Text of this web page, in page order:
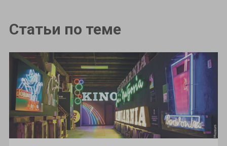
Статьи по теме